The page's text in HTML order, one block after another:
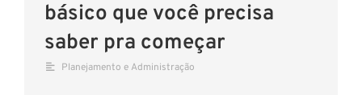
básico que você precisa
saber pra começar
Planejamento e Administração